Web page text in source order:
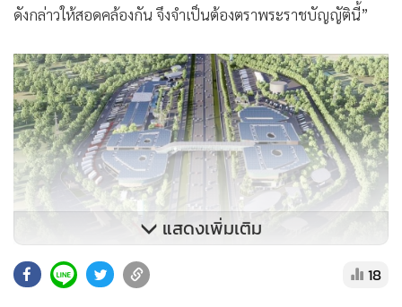
ดังกล่าวให้สอดคล้องกัน จึงจำเป็นต้องตราพระราชบัญญัตินี้”
แสดงเพิ่มเติม
18